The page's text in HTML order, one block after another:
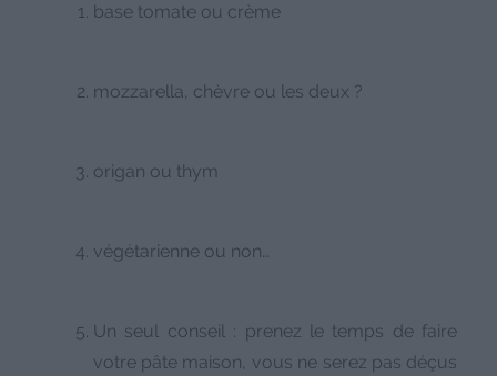
base tomate ou crème
mozzarella, chèvre ou les deux ?
origan ou thym
végétarienne ou non…
Un seul conseil : prenez le temps de faire
votre pâte maison, vous ne serez pas déçus